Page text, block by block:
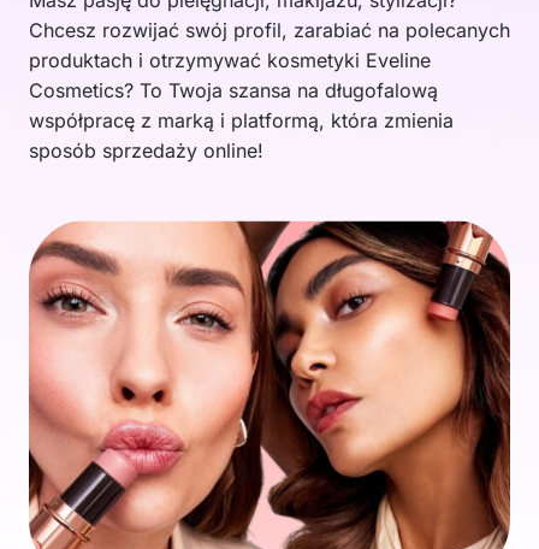
Chcesz rozwijać swój profil, zarabiać na polecanych
produktach i otrzymywać kosmetyki Eveline
Cosmetics? To Twoja szansa na długofalową
współpracę z marką i platformą, która zmienia
sposób sprzedaży online!